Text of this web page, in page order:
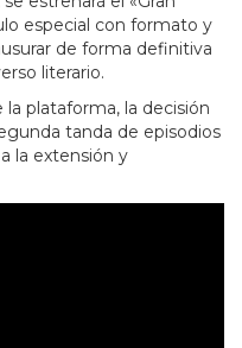
especial con formato y
de forma definitiva
literario.
plataforma, la decisión
tanda de episodios
la extensión y